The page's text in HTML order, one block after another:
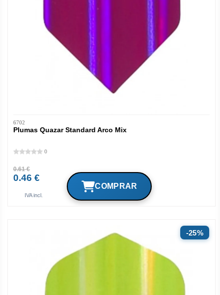
6702
Plumas Quazar Standard Arco Mix
0
0.61 €
0.46 €
IVA incl.
25%